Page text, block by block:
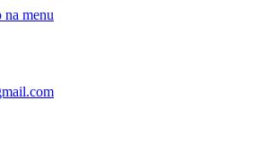
na menu